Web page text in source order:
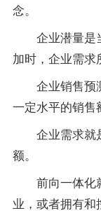
念。
企业潜量是
加时，企业需求
企业销售预
一定水平的销售
企业需求就
额。
前向一体化
业，或者拥有和